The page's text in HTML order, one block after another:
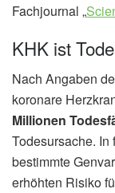
Fachjournal „
KHK ist
Nach Angaben
koronare
Millionen
Todesursache.
bestimmte
erhöhten Risiko